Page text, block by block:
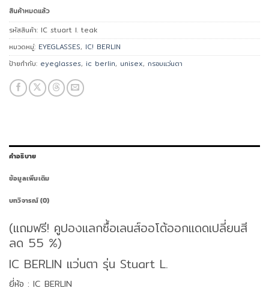
สินค้าหมดแล้ว
รหัสสินค้า: IC stuart l. teak
หมวดหมู่: EYEGLASSES, IC! BERLIN
ป้ายกำกับ: eyeglasses, ic berlin, unisex, กรอบแว่นตา
คำอธิบาย
ข้อมูลเพิ่มเติม
บทวิจารณ์ (0)
(แถมฟรี! คูปองแลกซื้อเลนส์ออโต้ออกแดดเปลี่ยนสี
ลด 55 %)
IC BERLIN แว่นตา รุ่น Stuart L.
ยี่ห้อ : IC BERLIN